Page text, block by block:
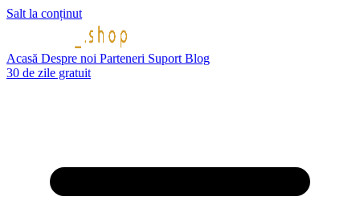
Salt la conținut
Acasă Despre noi Parteneri Suport Blog
30 de zile gratuit